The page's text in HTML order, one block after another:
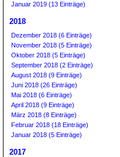
Januar 2019 (13 Einträge)
2018
Dezember 2018 (6 Einträge)
November 2018 (5 Einträge)
Oktober 2018 (5 Einträge)
September 2018 (2 Einträge)
August 2018 (9 Einträge)
Juni 2018 (26 Einträge)
Mai 2018 (6 Einträge)
April 2018 (9 Einträge)
März 2018 (8 Einträge)
Februar 2018 (18 Einträge)
Januar 2018 (5 Einträge)
2017